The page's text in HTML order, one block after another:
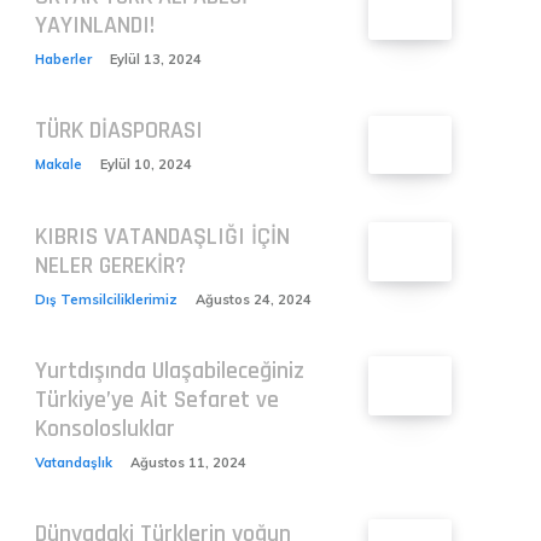
YAYINLANDI!
Haberler Eylül 13, 2024
TÜRK DİASPORASI
Makale Eylül 10, 2024
KIBRIS VATANDAŞLIĞI İÇİN
NELER GEREKİR?
Dış Temsilciliklerimiz Ağustos 24, 2024
Yurtdışında Ulaşabileceğiniz
Türkiye’ye Ait Sefaret ve
Konsolosluklar
Vatandaşlık Ağustos 11, 2024
Dünyadaki Türklerin yoğun